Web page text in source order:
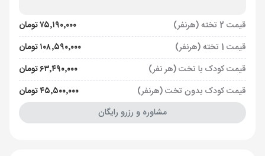
قیمت 2 تخته (هرنفر)
۷۵٬۱۹۰٬۰۰۰ تومان
قیمت 1 تخته (هرنفر)
۱۰۸٬۵۹۰٬۰۰۰ تومان
قیمت کودک با تخت (هر نفر)
۶۳٬۴۹۰٬۰۰۰ تومان
قیمت کودک بدون تخت (هرنفر)
۴۵٬۵۰۰٬۰۰۰ تومان
مشاوره و رزرو رایگان